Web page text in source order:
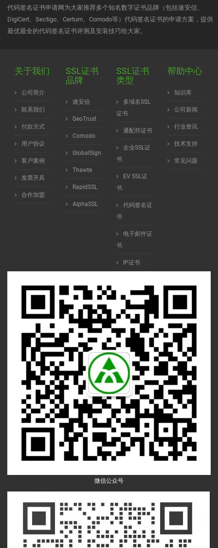
代码签名证书申请网为大家推荐多个知名数字证书品牌（包括速安信、
DigiCert、Sectigo、Certum、Comodo等）代码签名证书的申请方案，提供
最优最全的代码签名证书评测及安装技巧给大家。
关于我们
公司简介
联系我们
付款方式
用户协议
客户案例
发票开具
合作加盟
SSL证书
品牌
速安信
GeoTrust
Comodo
GlobalSign
Thawte
RapidSSL
AlphaSSL
SSL证书
类型
多域名SSL
证书
通配符证书
企业SSL证
书
EV SSL证
书
代码签名证
书
电子邮件证
书
IP证书
帮助中心
知识库
公司新闻
行业资讯
技术支持
常见问题
微信公众号